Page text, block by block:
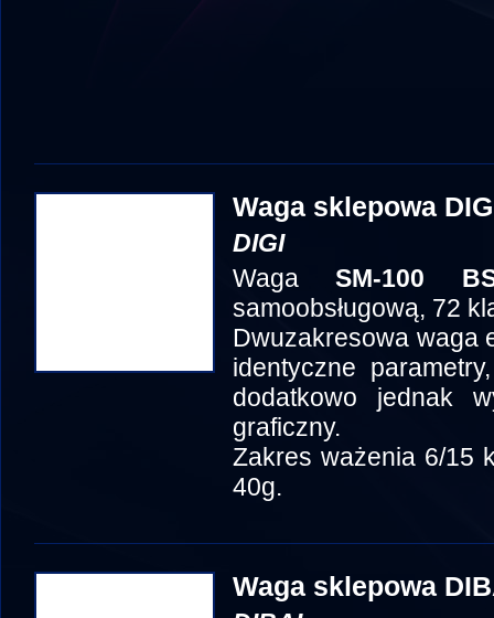
Waga sklepowa
DIGI
WagaSM-100
samoobsługową, 72
Dwuzakresowa waga
identyczne
dodatkowo jednak
graficzny.
Zakres ważenia 6/15
40g.
Waga sklepowa